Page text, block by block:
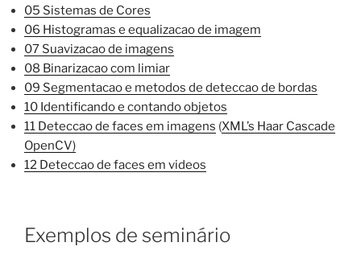
05 Sistemas de Cores
06 Histogramas e equalizacao de imagem
07 Suavizacao de imagens
08 Binarizacao com limiar
09 Segmentacao e metodos de deteccao de bordas
10 Identificando e contando objetos
11 Deteccao de faces em imagens (XML’s Haar Cascade
OpenCV)
12 Deteccao de faces em videos
Exemplos de seminário